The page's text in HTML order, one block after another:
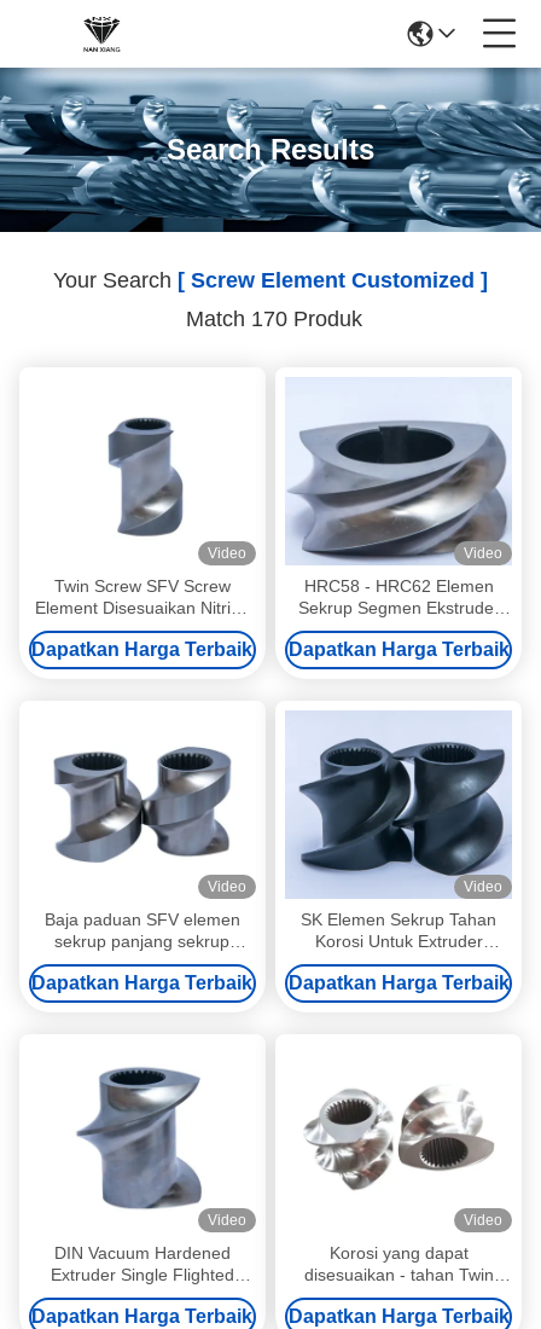
Search Results
Your Search [ Screw Element Customized ]
Match 170 Produk
Video
Twin Screw SFV Screw
Element Disesuaikan Nitride
Coating Extruder Elements
Untuk Kosmetik
Dapatkan Harga Terbaik
Video
HRC58 - HRC62 Elemen
Sekrup Segmen Ekstruder
Elemen Sekrup Covey yang
tahan terhadap keausan
Untuk Makanan yang
Dapatkan Harga Terbaik
Video
Baja paduan SFV elemen
sekrup panjang sekrup
disesuaikan pitch untuk
farmasi
Dapatkan Harga Terbaik
Video
SK Elemen Sekrup Tahan
Korosi Untuk Extruder
Industri Pangan
Dapatkan Harga Terbaik
Video
DIN Vacuum Hardened
Extruder Single Flighted
Screw Elements Mengirim
elemen sekrup
Dapatkan Harga Terbaik
Video
Korosi yang dapat
disesuaikan - tahan Twin
Screw Extruder Element
Screw Element Untuk
Dapatkan Harga Terbaik